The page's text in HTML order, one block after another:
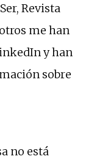
Revista
me han
y han
sobre
no está